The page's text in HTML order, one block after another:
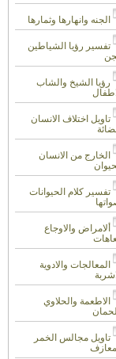
الجنه وانهارها وثمارها
تفسير رؤيا الشياطين
رؤيا الشيخ والشاب
تاويل اختلاف الانسان
الخارج من الانسان
تفسير كلام الحيوانات
ألامراض والاوجاع
المعالجات والادوية
الاطعمة والحلاوي
تاويل مجالس الخمر